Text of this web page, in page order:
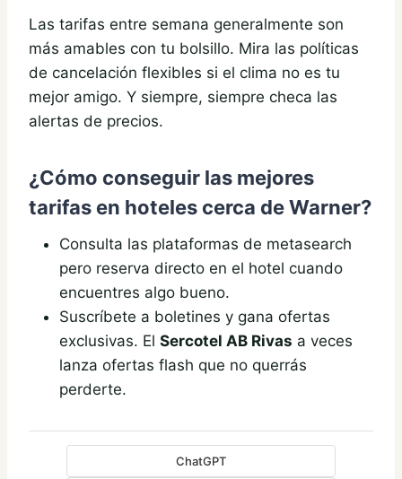
Las tarifas entre semana generalmente son
más amables con tu bolsillo. Mira las políticas
de cancelación flexibles si el clima no es tu
mejor amigo. Y siempre, siempre checa las
alertas de precios.
¿Cómo conseguir las mejores
tarifas en hoteles cerca de Warner?
Consulta las plataformas de metasearch
pero reserva directo en el hotel cuando
encuentres algo bueno.
Suscríbete a boletines y gana ofertas
exclusivas. El Sercotel AB Rivas a veces
lanza ofertas flash que no querrás
perderte.
ChatGPT